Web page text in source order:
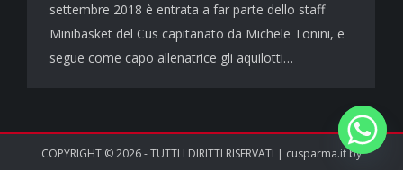
settembre 2018 è entrata a far parte dello staff
Minibasket del Cus capitanato da Michele Tonini, e
segue come capo allenatrice gli aquilotti…
COPYRIGHT © 2026 - TUTTI I DIRITTI RISERVATI | cusparma.it by